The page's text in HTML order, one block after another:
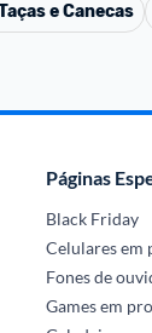
e Canecas
Páginas
Black Friday
Celulares em
Fones de
Games em